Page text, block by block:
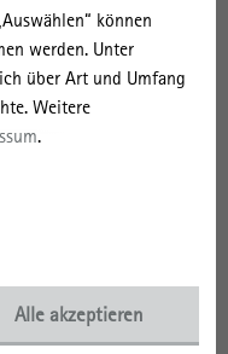
können
werden. Unter
über Art und Umfang
Weitere
.
Alle akzeptieren
Thema Stadtlogistik
Befragung dafür
in